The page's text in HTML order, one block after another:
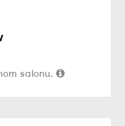
salonu.